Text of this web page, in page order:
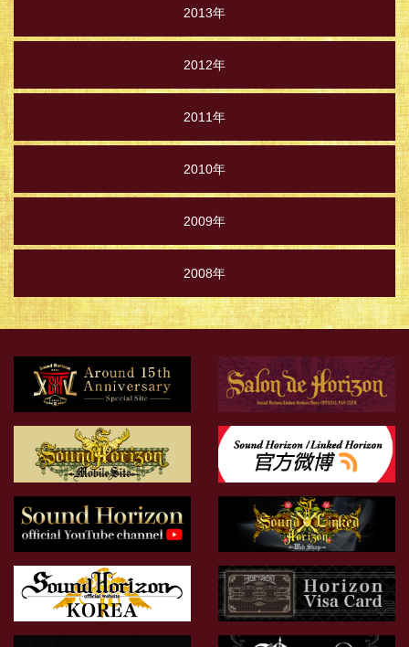
2013年
2012年
2011年
2010年
2009年
2008年